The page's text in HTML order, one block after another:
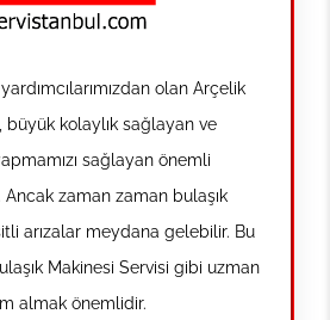
olan Arçelik
büyük kolaylık sağlayan ve
sağlayan önemli
zaman zaman bulaşık
arızalar meydana gelebilir. Bu
Makinesi Servisi gibi uzman
almak önemlidir.